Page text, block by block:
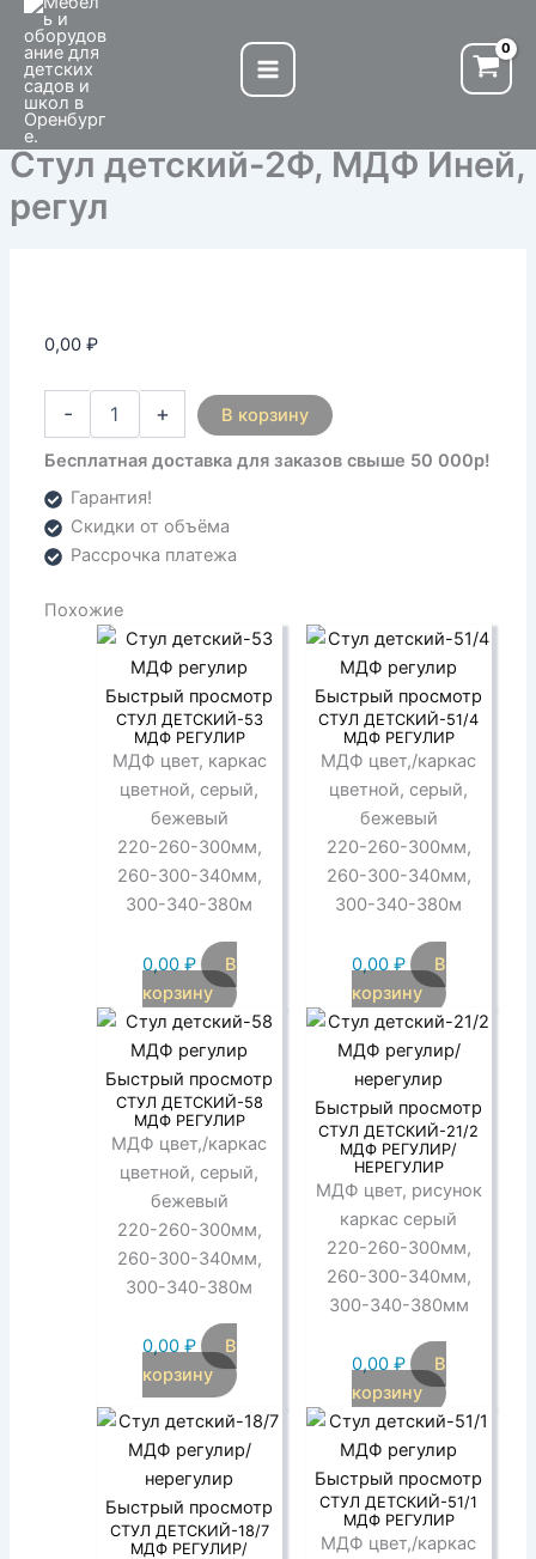
Перейти
содержимому
Стул детский-2Ф, МДФ Иней,
регул
0,00₽
-
Количество
товара
Стул
детский-2Ф,
МДФ
Иней,
регул
+ В корзину
Бесплатная доставка для заказов свыше 50 000р!
Гарантия!
Скидки от объёма
Рассрочка платежа
Похожие
Быстрый просмотр
СТУЛ ДЕТСКИЙ-53
МДФ РЕГУЛИР
МДФ цвет, каркас
цветной, серый,
бежевый
220-260-300мм,
260-300-340мм,
300-340-380м
0,00 ₽
В
корзину
Быстрый просмотр
СТУЛ ДЕТСКИЙ-51/4
МДФ РЕГУЛИР
МДФ цвет,/каркас
цветной, серый,
бежевый
220-260-300мм,
260-300-340мм,
300-340-380м
0,00 ₽
В
корзину
Быстрый просмотр
СТУЛ ДЕТСКИЙ-58
МДФ РЕГУЛИР
МДФ цвет,/каркас
цветной, серый,
бежевый
220-260-300мм,
260-300-340мм,
300-340-380м
0,00 ₽
В
корзину
Быстрый просмотр
СТУЛ ДЕТСКИЙ-21/2
МДФ РЕГУЛИР/
НЕРЕГУЛИР
МДФ цвет, рисунок
каркас серый
220-260-300мм,
260-300-340мм,
300-340-380мм
0,00 ₽
В
корзину
Быстрый просмотр
СТУЛ ДЕТСКИЙ-18/7
МДФ РЕГУЛИР/
Быстрый просмотр
СТУЛ ДЕТСКИЙ-51/1
МДФ РЕГУЛИР
МДФ цвет,/каркас